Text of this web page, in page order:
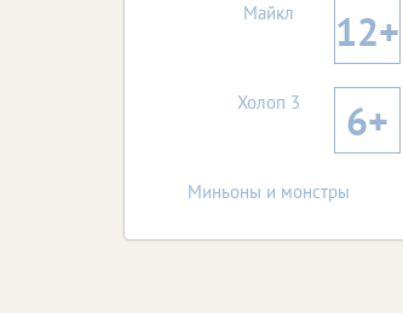
Майкл 12+
Холоп 3 6+
Миньоны и монстры